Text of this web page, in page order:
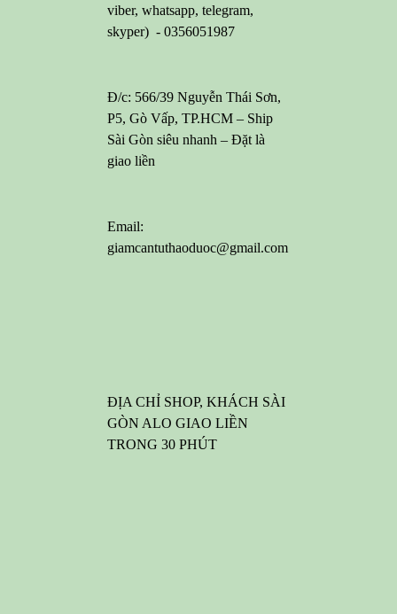
viber, whatsapp, telegram,
skyper) - 0356051987
Đ/c: 566/39 Nguyễn Thái Sơn,
P5, Gò Vấp, TP.HCM – Ship
Sài Gòn siêu nhanh – Đặt là
giao liền
Email:
giamcantuthaoduoc@gmail.com
ĐỊA CHỈ SHOP, KHÁCH SÀI
GÒN ALO GIAO LIỀN
TRONG 30 PHÚT